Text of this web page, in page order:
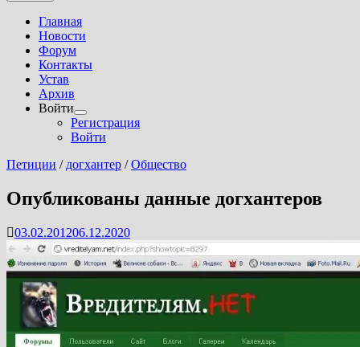
Главная
Новости
Форум
Контакты
Устав
Архив
Войти
Показать
подменю
Регистрация
Войти
Петиции / догхантер /Общество
Опубликованы данные догхантеров
03.02.201206.12.2020